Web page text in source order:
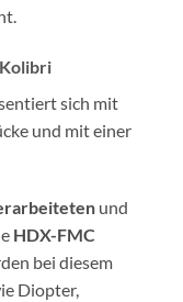
sich mit
und mit einer
und
HDX-FMC
bei diesem
Diopter,